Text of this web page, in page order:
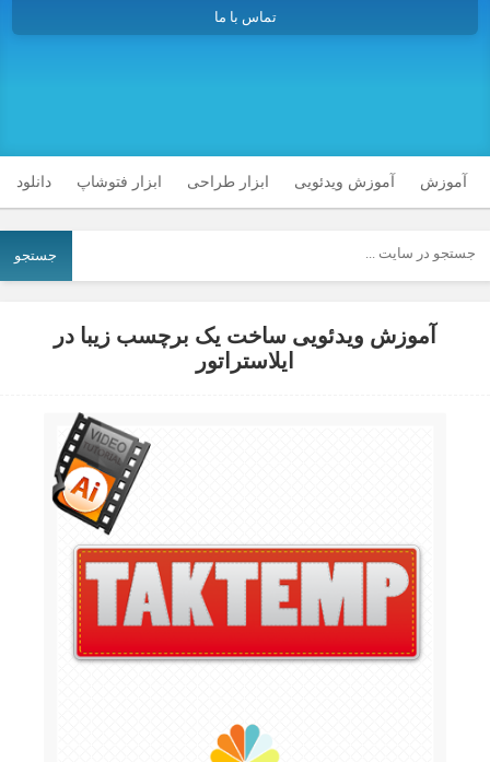
تماس با ما
آموزش آموزش ویدئویی ابزار طراحی ابزار فتوشاپ دانلود
جستجو
آموزش ویدئویی ساخت یک برچسب زیبا در
ایلاستراتور